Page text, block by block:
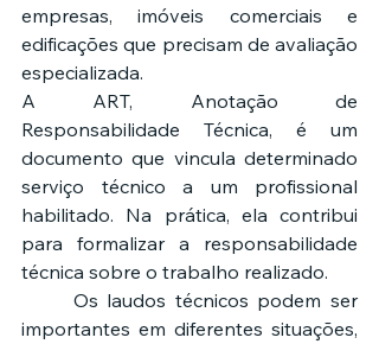
empresas, imóveis comerciais e
edificações que precisam de avaliação
especializada.
A ART, Anotação de
Responsabilidade Técnica, é um
documento que vincula determinado
serviço técnico a um profissional
habilitado. Na prática, ela contribui
para formalizar a responsabilidade
técnica sobre o trabalho realizado.
importantes em diferentes situações,